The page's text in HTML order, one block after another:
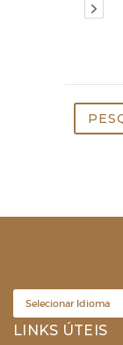
por:
LINKS ÚTEIS